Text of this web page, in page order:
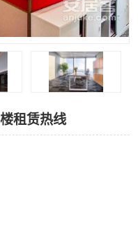
租赁热线
罗湖区
乡
岩